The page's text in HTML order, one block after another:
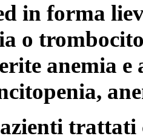
in forma
o
anemia
trattati